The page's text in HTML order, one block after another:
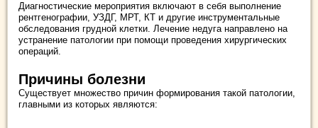
Диагностические мероприятия включают в себя выполнение
рентгенографии, УЗДГ, МРТ, КТ и другие инструментальные
обследования грудной клетки. Лечение недуга направлено на
устранение патологии при помощи проведения хирургических
операций.
Причины болезни
Существует множество причин формирования такой патологии,
главными из которых являются: